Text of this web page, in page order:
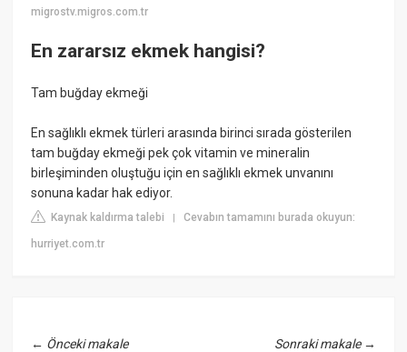
migrostv.migros.com.tr
En zararsız ekmek hangisi?
Tam buğday ekmeği
En sağlıklı ekmek türleri arasında birinci sırada gösterilen
tam buğday ekmeği pek çok vitamin ve mineralin
birleşiminden oluştuğu için en sağlıklı ekmek unvanını
sonuna kadar hak ediyor.
Kaynak kaldırma talebi |Cevabın tamamını burada okuyun:
hurriyet.com.tr
← Önceki makale Sonraki makale→